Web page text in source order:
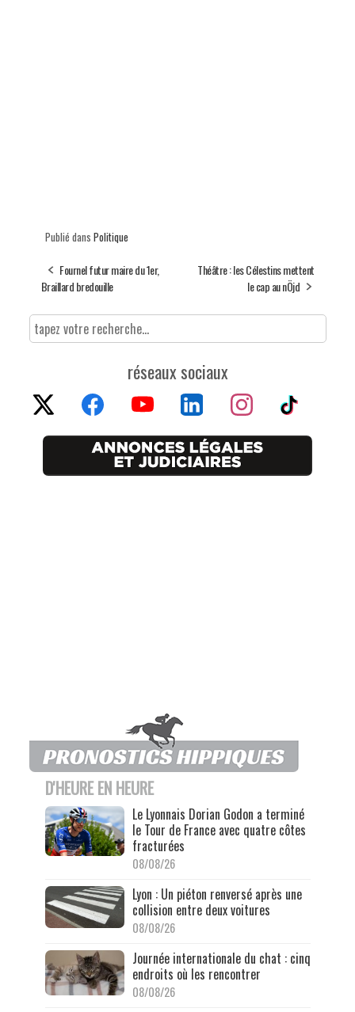
Publié dans Politique
Fournel futur maire du 1er,
Braillard bredouille
Théâtre : les Célestins mettent
le cap au nÖjd
réseaux sociaux
D'HEURE EN HEURE
Le Lyonnais Dorian Godon a terminé
le Tour de France avec quatre côtes
fracturées
08/08/26
Lyon : Un piéton renversé après une
collision entre deux voitures
08/08/26
Journée internationale du chat : cinq
endroits où les rencontrer
08/08/26